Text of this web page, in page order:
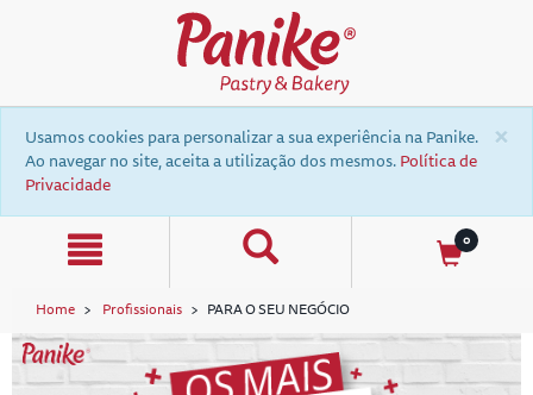
×
Usamos cookies para personalizar a sua experiência na Panike.
Ao navegar no site, aceita a utilização dos mesmos. Política de
Privacidade
0
Home Profissionais PARA O SEU NEGÓCIO